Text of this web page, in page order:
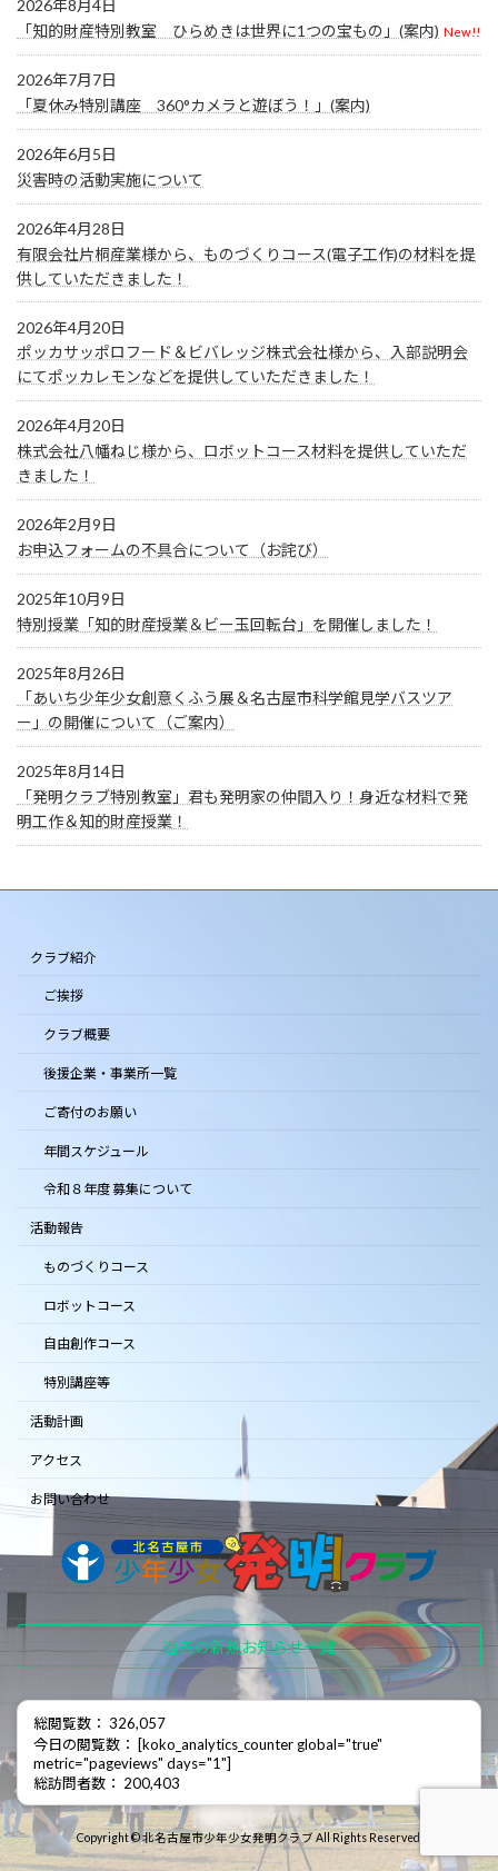
2026年8月4日
「知的財産特別教室 ひらめきは世界に1つの宝もの」(案内) New!!
2026年7月7日
「夏休み特別講座 360°カメラと遊ぼう！」(案内)
2026年6月5日
災害時の活動実施について
2026年4月28日
有限会社片桐産業様から、ものづくりコース(電子工作)の材料を提
供していただきました！
2026年4月20日
ポッカサッポロフード＆ビバレッジ株式会社様から、入部説明会
にてポッカレモンなどを提供していただきました！
2026年4月20日
株式会社八幡ねじ様から、ロボットコース材料を提供していただ
きました！
2026年2月9日
お申込フォームの不具合について（お詫び）
2025年10月9日
特別授業「知的財産授業＆ビー玉回転台」を開催しました！
2025年8月26日
「あいち少年少女創意くふう展＆名古屋市科学館見学バスツア
ー」の開催について（ご案内）
2025年8月14日
「発明クラブ特別教室」君も発明家の仲間入り！身近な材料で発
明工作＆知的財産授業！
クラブ紹介
ご挨拶
クラブ概要
後援企業・事業所一覧
ご寄付のお願い
年間スケジュール
令和８年度 募集について
活動報告
ものづくりコース
ロボットコース
自由創作コース
特別講座等
活動計画
アクセス
お問い合わせ
過去の新規お知らせ一覧
総閲覧数： 326,057
今日の閲覧数： [koko_analytics_counter global="true"
metric="pageviews" days="1"]
総訪問者数： 200,403
Copyright © 北名古屋市少年少女発明クラブ All Rights Reserved.